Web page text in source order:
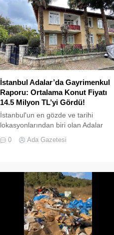
İstanbul Adalar’da Gayrimenkul
Raporu: Ortalama Konut Fiyatı
14.5 Milyon TL’yi Gördü!
İstanbul'un en gözde ve tarihi
lokasyonlarından biri olan Adalar
ilçesinde, gayrimenkul
piyasasındaki hareketlilik dikkat
0 Ada Gazetesi